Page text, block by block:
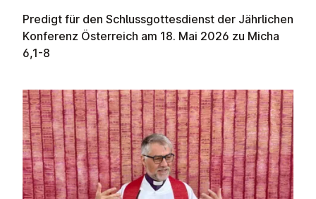
Predigt für den Schlussgottesdienst der Jährlichen
Konferenz Österreich am 18. Mai 2026 zu Micha
6,1-8